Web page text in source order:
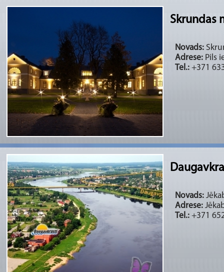
Skrundas
Novads:
Adrese: Pils
Tel.: +371
Novads:
Adrese:
Tel.: +371